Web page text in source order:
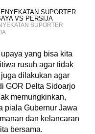
SUPORTER
yang bisa kita
rusuh agar tidak
dilakukan agar
GOR Delta Sidoarjo
memungkinkan,
piala Gubernur Jawa
dan kelancaran
bersama.